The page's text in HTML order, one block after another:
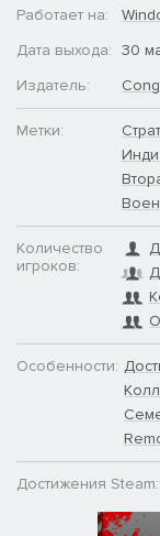
Работает на:
Дата выхода: 30
Издатель:
Метки:
Инди
Количество
игроков:
Особенности:
Достижения Steam: